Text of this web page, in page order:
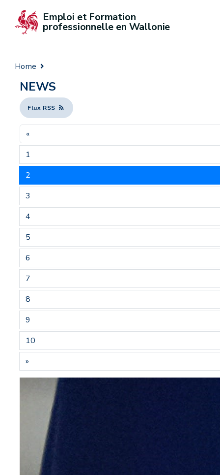
Emploi et Formation
professionnelle en Wallonie
Home
NEWS
Flux RSS
«
1
2
3
4
5
6
7
8
9
10
»